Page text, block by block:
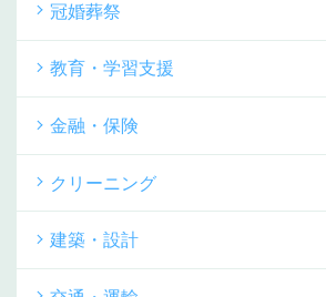
冠婚葬祭
教育・学習支援
金融・保険
クリーニング
建築・設計